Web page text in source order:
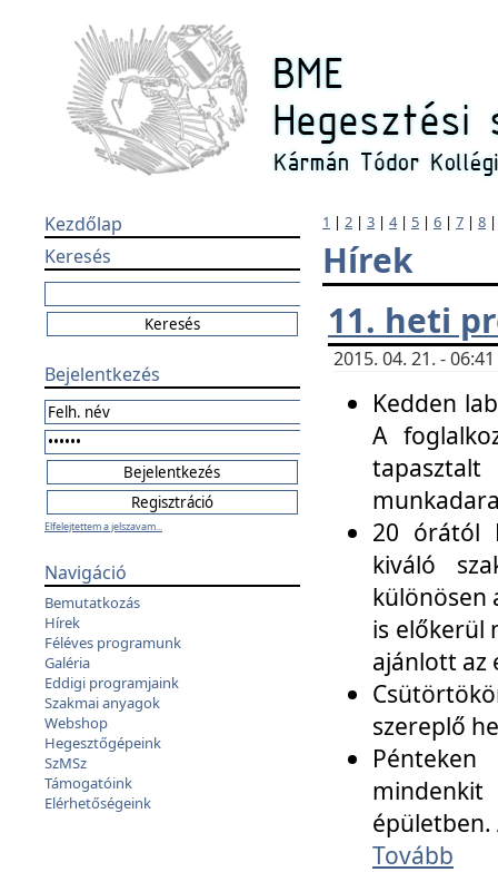
Kezdőlap
Keresés
Bejelentkezés
Elfelejtettem a jelszavam...
Navigáció
Bemutatkozás
Hírek
Féléves programunk
Galéria
Eddigi programjaink
Szakmai anyagok
Webshop
Hegesztőgépeink
SzMSz
Támogatóink
Elérhetőségeink
1 | 2 | 3 | 4| 5 | 6 | 7 | 8
Hírek
11. heti
2015. 04. 21. -
Kedden
A
20 órától
kiváló
különösen
is előkerül
ajánlott az
szereplő
épületben.
Tovább